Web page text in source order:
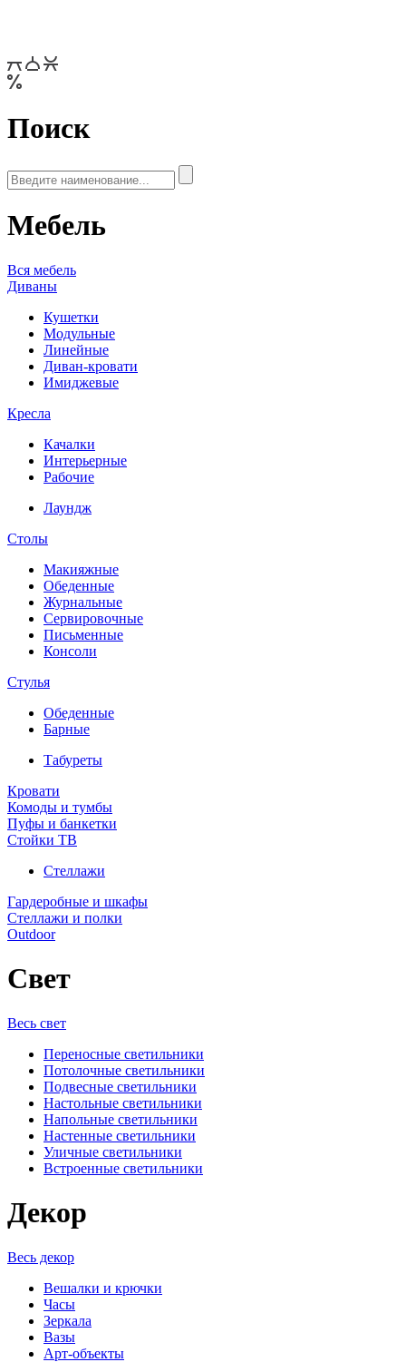
Поиск
Мебель
Вся мебель
Диваны
Кушетки
Модульные
Линейные
Диван-кровати
Имиджевые
Кресла
Качалки
Интерьерные
Рабочие
Лаундж
Столы
Макияжные
Обеденные
Журнальные
Сервировочные
Письменные
Консоли
Стулья
Обеденные
Барные
Табуреты
Кровати
Комоды и тумбы
Пуфы и банкетки
Стойки ТВ
Стеллажи
Гардеробные и шкафы
Стеллажи и полки
Outdoor
Свет
Весь свет
Переносные светильники
Потолочные светильники
Подвесные светильники
Настольные светильники
Напольные светильники
Настенные светильники
Уличные светильники
Встроенные светильники
Декор
Весь декор
Вешалки и крючки
Часы
Зеркала
Вазы
Арт-объекты